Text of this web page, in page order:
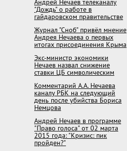
Андрей Нечаев телеканалу
"Дождь" о работе в
гайдаровском правительстве
Журнал "Сноб" привёл мнение
Андрея Нечаева о первых
итогах присоединения Крыма
Экс-министр экономики
Нечаев назвал снижение
ставки ЦБ символическим
Комментарий А.А. Нечаева
каналу РБК на следующий
день после убийства Бориса
Немцова
Андрей Нечаев в программе
"Право голоса" от 02 марта
2015 года: "Кризис: пик
пройден?"